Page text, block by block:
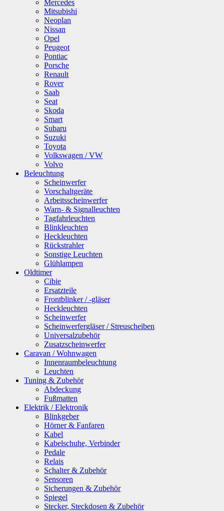
Mercedes
Mitsubishi
Neoplan
Nissan
Opel
Peugeot
Pontiac
Porsche
Renault
Rover
Saab
Seat
Skoda
Smart
Subaru
Suzuki
Toyota
Volkswagen / VW
Volvo
Beleuchtung
Scheinwerfer
Vorschaltgeräte
Arbeitsscheinwerfer
Warn- & Signalleuchten
Tagfahrleuchten
Blinkleuchten
Heckleuchten
Rückstrahler
Sonstige Leuchten
Glühlampen
Oldtimer
Cibie
Ersatzteile
Frontblinker / -gläser
Heckleuchten
Scheinwerfer
Scheinwerfergläser / Streuscheiben
Universalzubehör
Zusatzscheinwerfer
Caravan / Wohnwagen
Innenraumbeleuchtung
Leuchten
Tuning & Zubehör
Abdeckung
Fußmatten
Elektrik / Elektronik
Blinkgeber
Hörner & Fanfaren
Kabel
Kabelschuhe, Verbinder
Pedale
Relais
Schalter & Zubehör
Sensoren
Sicherungen & Zubehör
Spiegel
Stecker, Steckdosen & Zubehör